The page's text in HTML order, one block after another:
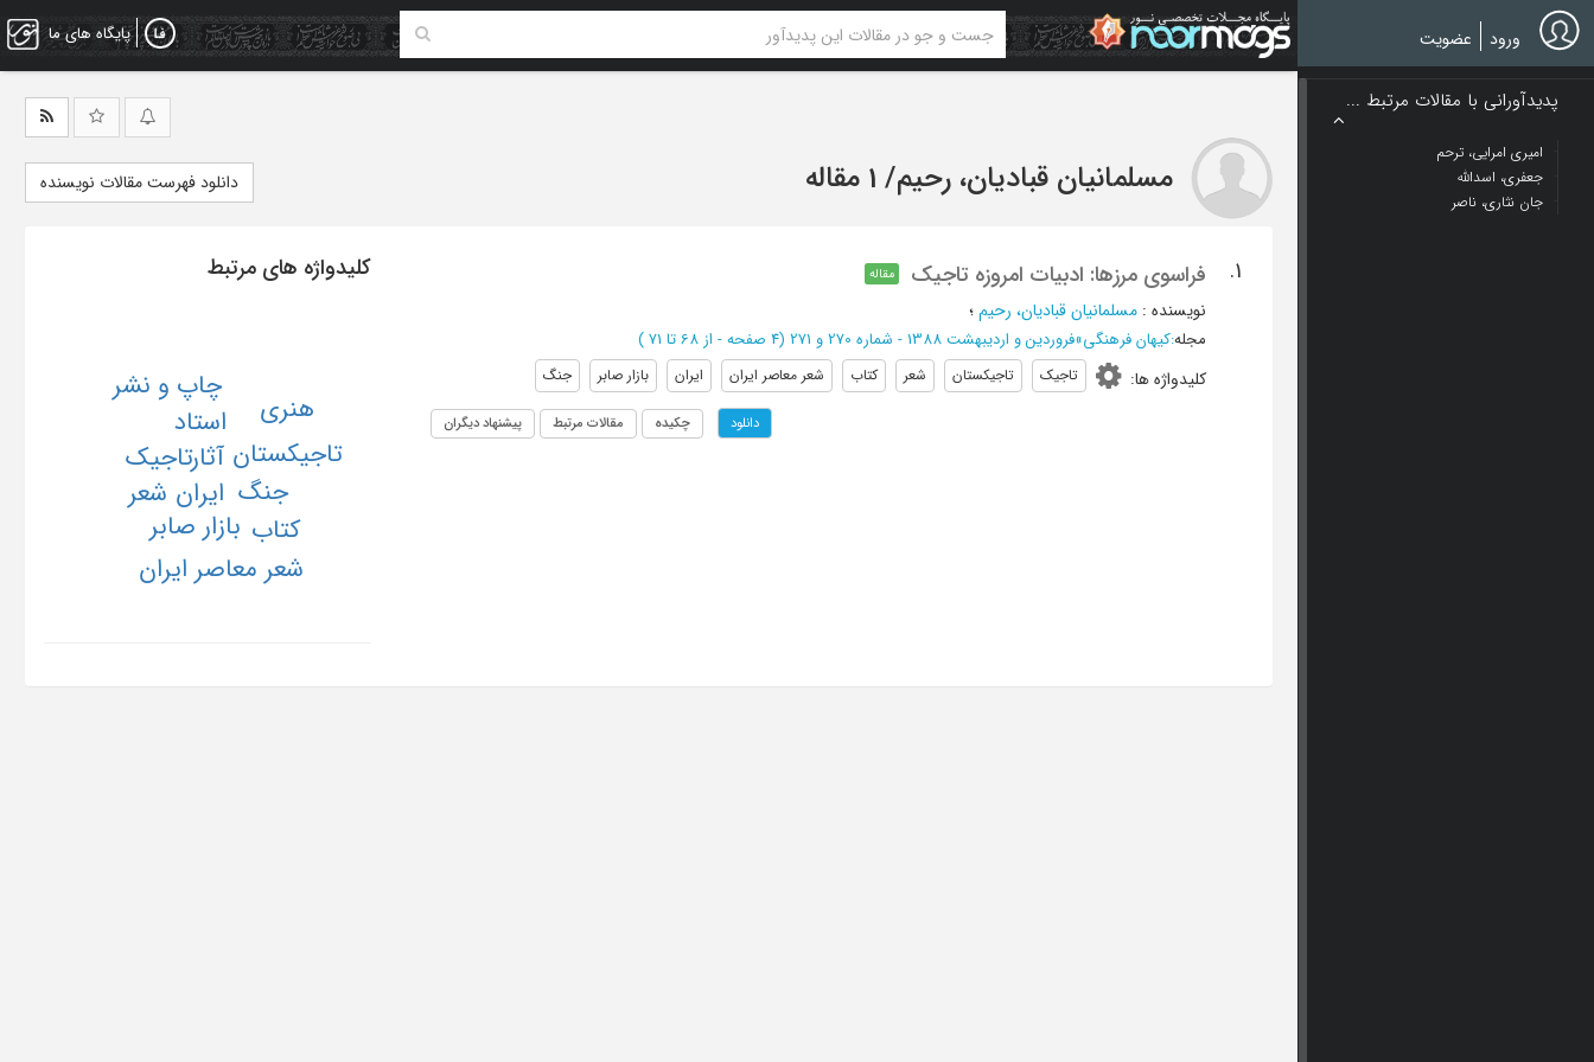
Skip
to
main
پایگاه های ما ورود عضویت
پدیدآورانی با مقالات مرتبط ...
امیری امرایی، ترحم
جعفری، اسدالله
جان نثاری، ناصر
مسلمانیان قبادیان، رحیم/ 1 مقاله دانلود فهرست مقالات نویسنده
1. فراسوی مرزها: ادبیات امروزه تاجیک مقاله
نویسنده : مسلمانیان قبادیان، رحیم؛
مجله:کیهان فرهنگی»فروردین و اردیبهشت 1388 - شماره 270 و 271 (‎4 صفحه - از 68 تا 71 )
کلیدواژه ها: تاجیک تاجیکستان شعر کتاب شعر معاصر ایران ایران بازار صابر جنگ
دانلود چکیده مقالات مرتبط پیشنهاد دیگران
کلیدواژه های مرتبط
آثار
استاد
ایران
بازار صابر
تاجیک
تاجیکستان
جنگ
چاپ و نشر
شعر
شعر معاصر ایران
هنری
کتاب